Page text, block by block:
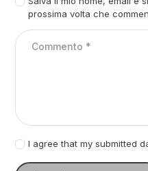
prossima volta che
I agree that my submitted